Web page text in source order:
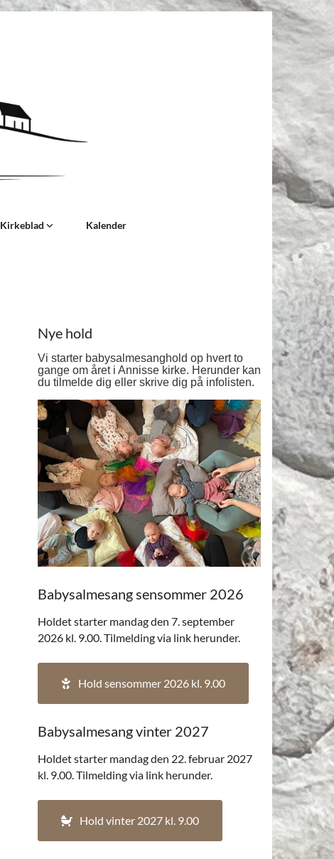
Kirkeblad Kalender
Nye hold
Vi starter babysalmesanghold op hvert to
gange om året i Annisse kirke. Herunder kan
du tilmelde dig eller skrive dig på infolisten.
Babysalmesang sensommer 2026
Holdet starter mandag den 7. september
2026 kl. 9.00. Tilmelding via link herunder.
Hold sensommer 2026 kl. 9.00
Babysalmesang vinter 2027
Holdet starter mandag den 22. februar 2027
kl. 9.00. Tilmelding via link herunder.
Hold vinter 2027 kl. 9.00